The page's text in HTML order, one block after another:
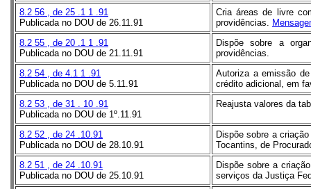
8.2 56 , de 25 .1 1
.91
Publicada no DOU de 26.11.91
Cria áreas de livre
providências.
8.2 55 , de 20 .1 1
.91
Publicada no DOU de 21.11.91
Dispõe sobre a
providências.
8.2 54 , de 4.1 1
.91
Publicada no DOU de 5.11.91
Autoriza a emissão
crédito adicional, em
8.2 53 , de 31 10 .91
Publicada no DOU de 1º.11.91
Reajusta valores da
8.2 52 , de 24 .10.91
Publicada no DOU de 28.10.91
Dispõe sobre a
Tocantins, de
8.2 51 , de 24 .10.91
Publicada no DOU de 25.10.91
Dispõe sobre a
serviços da Justiça